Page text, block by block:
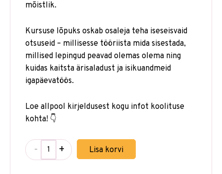
mõistlik.
Kursuse lõpuks oskab osaleja teha iseseisvaid
otsuseid – millisesse tööriista mida sisestada,
millised lepingud peavad olemas olema ning
kuidas kaitsta ärisaladust ja isikuandmeid
igapäevatöös.
Loe allpool kirjeldusest kogu infot koolituse
kohta! 👇
- + Lisa korvi